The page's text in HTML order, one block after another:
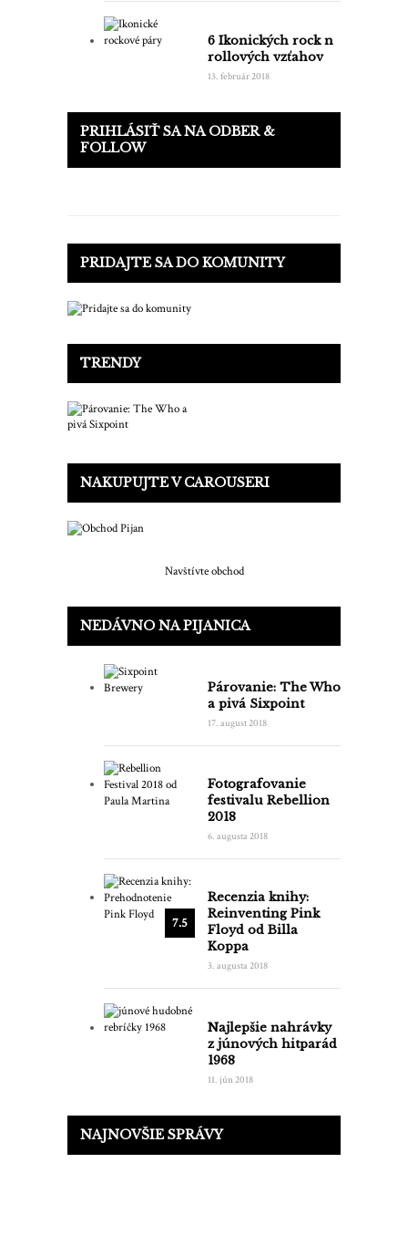
6 Ikonických rock n
rollových vzťahov
13. február 2018
PRIHLÁSIŤ SA NA ODBER &
FOLLOW
PRIDAJTE SA DO KOMUNITY
TRENDY
NAKUPUJTE V CAROUSERI
Navštívte obchod
NEDÁVNO NA PIJANICA
Párovanie: The Who
a pivá Sixpoint
17. august 2018
Fotografovanie
festivalu Rebellion
2018
6. augusta 2018
7.5
Recenzia knihy:
Reinventing Pink
Floyd od Billa
Koppa
3. augusta 2018
Najlepšie nahrávky
z júnových hitparád
1968
11. jún 2018
NAJNOVŠIE SPRÁVY